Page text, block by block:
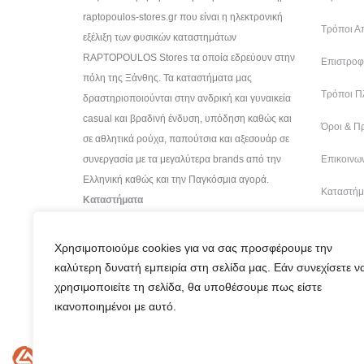
Χρησιμοποιούμε cookies για να σας προσφέρουμε την
καλύτερη δυνατή εμπειρία στη σελίδα μας. Εάν συνεχίσετε
χρησιμοποιείτε τη σελίδα, θα υποθέσουμε πως είστε
ικανοποιημένοι με αυτό.
raptopoulos-stores.gr που είναι η ηλεκτρονική
εξέλιξη των φυσικών καταστημάτων
RAPTOPOULOS Stores τα οποία εδρεύουν στην
πόλη της Ξάνθης. Τα καταστήματα μας
δραστηριοποιούνται στην ανδρική και γυναικεία
casual και βραδινή ένδυση, υπόδηση καθώς και
σε αθλητικά ρούχα, παπούτσια και αξεσουάρ σε
συνεργασία με τα μεγαλύτερα brands από την
Ελληνική καθώς και την Παγκόσμια αγορά.
Καταστήματα
Τρόποι
Τρόποι
Όροι &